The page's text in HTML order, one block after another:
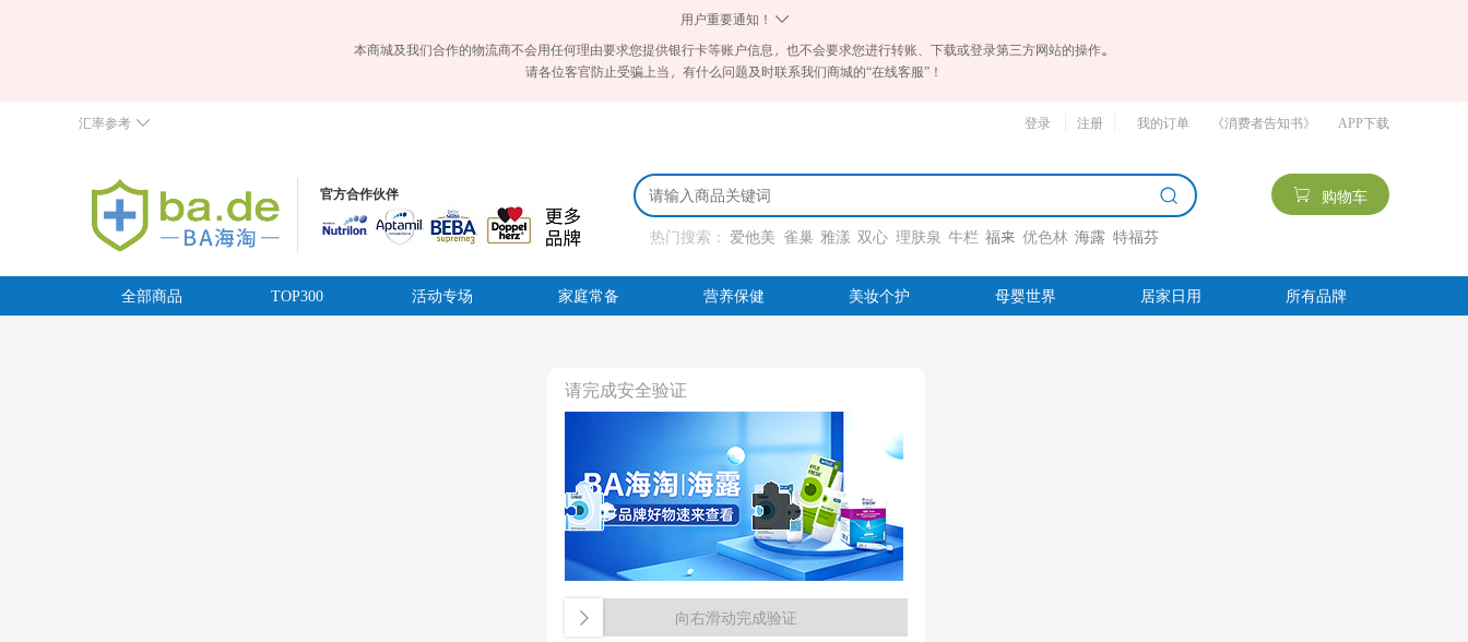
用户重要通知！
本商城及我们合作的物流商不会用任何理由要求您提供银行卡等账户信息，也不会要求您进行转账、下载或登录第三方网站的操作。
请各位客官防止受骗上当，有什么问题及时联系我们商城的“在线客服”！
汇率参考 登录 注册 我的订单 《消费者告知书》 APP下载
官方合作伙伴
热门搜索： 爱他美 雀巢 雅漾 双心 理肤泉 牛栏 福来 优色林 海露 特福芬
购物车
全部商品 TOP300 活动专场 家庭常备 营养保健 美妆个护 母婴世界 居家日用 所有品牌
请完成安全验证
向右滑动完成验证